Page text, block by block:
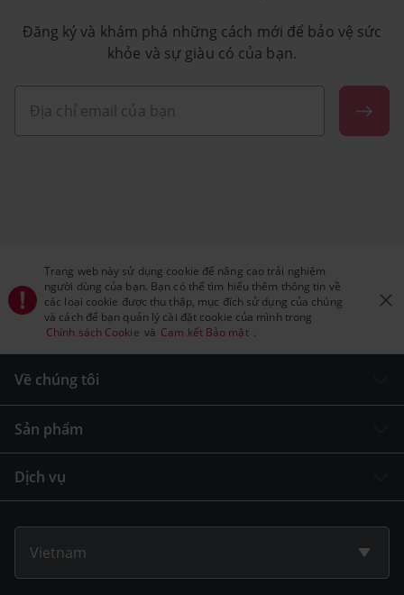
Đăng ký và khám phá những cách mới để bảo vệ sức
khỏe và sự giàu có của bạn.
Trang web này sử dụng cookie để nâng cao trải nghiệm
người dùng của bạn. Bạn có thể tìm hiểu thêm thông tin về
các loại cookie được thu thập, mục đích sử dụng của chúng
và cách để bạn quản lý cài đặt cookie của mình trong
Chính sách Cookie và Cam kết Bảo mật .
Về chúng tôi
Sản phẩm
Dịch vụ
Vietnam